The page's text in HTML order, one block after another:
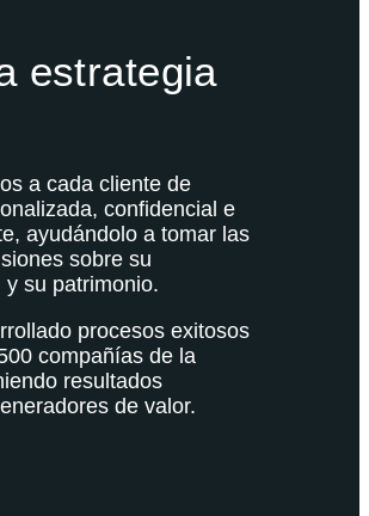
estrategia
a cada cliente de
confidencial e
ayudándolo a tomar las
sobre su
su patrimonio.
procesos exitosos
compañías de la
resultados
de valor.